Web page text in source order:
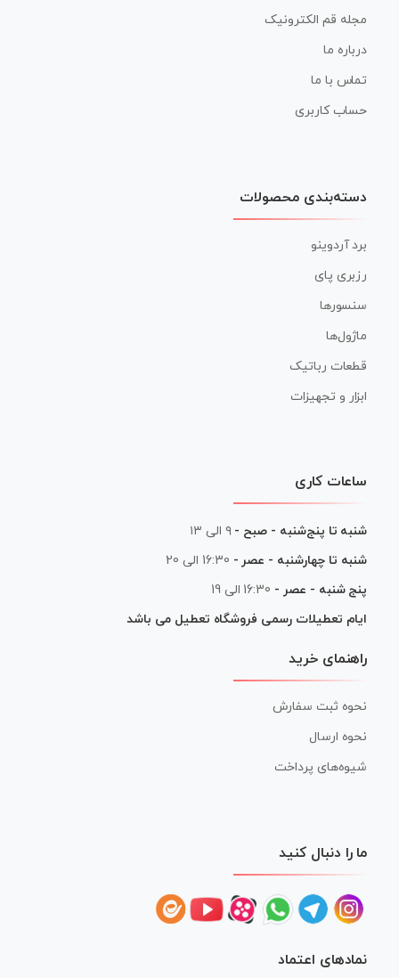
مجله قم الکترونیک
درباره ما
تماس با ما
حساب کاربری
دسته‌بندی محصولات
برد آردوینو
رزبری پای
سنسورها
ماژول‌ها
قطعات رباتیک
ابزار و تجهیزات
ساعات کاری
شنبه تا پنج‌شنبه - صبح - ۹ الی ۱۳
شنبه تا چهارشنبه - عصر - 16:30 الی 20
پنج شنبه - عصر - 16:30 الی 19
ایام تعطیلات رسمی فروشگاه تعطیل می باشد
راهنمای خرید
نحوه ثبت سفارش
نحوه ارسال
شیوه‌های پرداخت
ما را دنبال کنید
نمادهای اعتماد